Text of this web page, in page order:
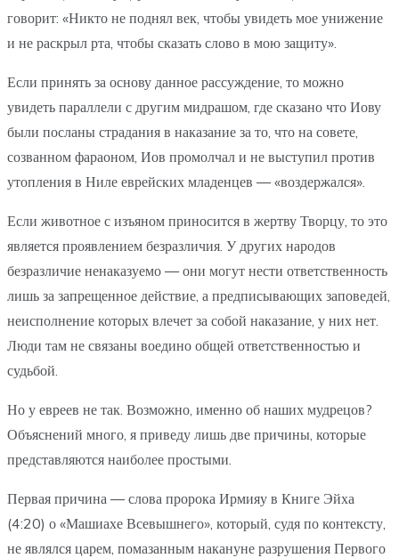
говорит: «Никто не поднял век, чтобы увидеть мое унижение
и не раскрыл рта, чтобы сказать слово в мою защиту».
Если принять за основу данное рассуждение, то можно
увидеть параллели с другим мидрашом, где сказано что Иову
были посланы страдания в наказание за то, что на совете,
созванном фараоном, Иов промолчал и не выступил против
утопления в Ниле еврейских младенцев — «воздержался».
Если животное с изъяном приносится в жертву Творцу, то это
является проявлением безразличия. У других народов
безразличие ненаказуемо — они могут нести ответственность
лишь за запрещенное действие, а предписывающих заповедей,
неисполнение которых влечет за собой наказание, у них нет.
Люди там не связаны воедино общей ответственностью и
судьбой.
Но у евреев не так. Возможно, именно об наших мудрецов?
Объяснений много, я приведу лишь две причины, которые
представляются наиболее простыми.
Первая причина — слова пророка Ирмияу в Книге Эйха
(4:20) о «Машиахе Всевышнего», который, судя по контексту,
не являлся царем, помазанным накануне разрушения Первого